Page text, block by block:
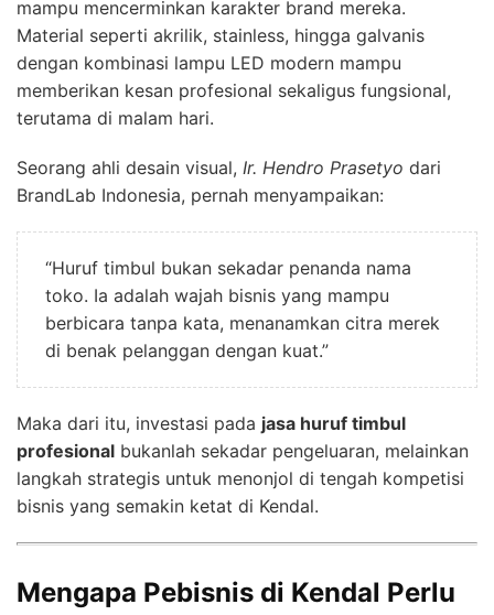
mampu mencerminkan karakter brand mereka.
Material seperti akrilik, stainless, hingga galvanis
dengan kombinasi lampu LED modern mampu
memberikan kesan profesional sekaligus fungsional,
terutama di malam hari.
Seorang ahli desain visual, Ir. Hendro Prasetyo dari
BrandLab Indonesia, pernah menyampaikan:
“Huruf timbul bukan sekadar penanda nama
toko. Ia adalah wajah bisnis yang mampu
berbicara tanpa kata, menanamkan citra merek
di benak pelanggan dengan kuat.”
Maka dari itu, investasi pada jasa huruf timbul
profesional bukanlah sekadar pengeluaran, melainkan
langkah strategis untuk menonjol di tengah kompetisi
bisnis yang semakin ketat di Kendal.
Mengapa Pebisnis di Kendal Perlu